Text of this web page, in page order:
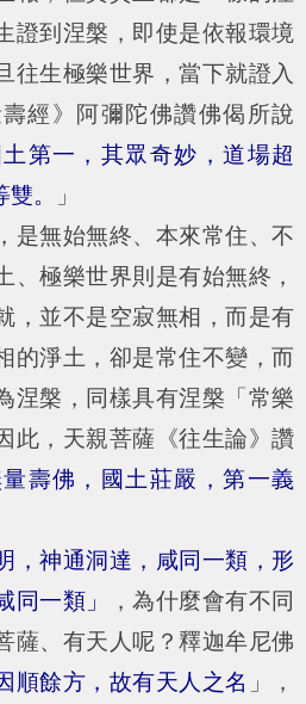
證到涅槃，即使是依報環境
往生極樂世界，當下就證入
經》阿彌陀佛讚佛偈所說
第一，其眾奇妙，道場超
。
」
無始無終、本來常住、不
、極樂世界則是有始無終，
，並不是空寂無相，而是有
的淨土，卻是常住不變，而
涅槃，同樣具有涅槃「常樂
此，天親菩薩《往生論》讚
壽佛，國土莊嚴，第一義
，神通洞達，咸同一類，形
同一類」
，為什麼會有不同
薩、有天人呢？釋迦牟尼佛
順餘方，故有天人之名 」，